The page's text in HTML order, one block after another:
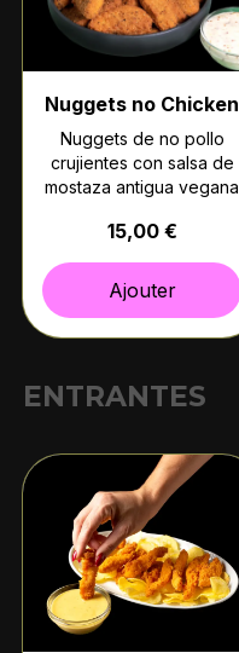
Nuggets no Chicken
Nuggets de no pollo
crujientes con salsa de
mostaza antigua vegana
15,00 €
Ajouter
ENTRANTES